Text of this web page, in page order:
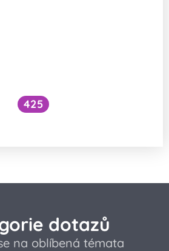
425
dotazů
na oblíbená témata